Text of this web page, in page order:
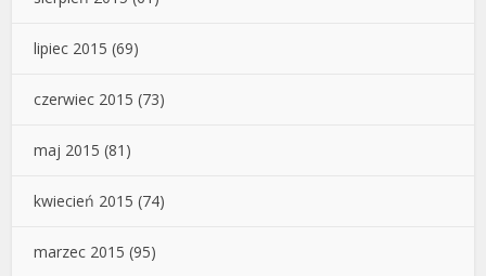
lipiec 2015 (69)
czerwiec 2015 (73)
maj 2015 (81)
kwiecień 2015 (74)
marzec 2015 (95)